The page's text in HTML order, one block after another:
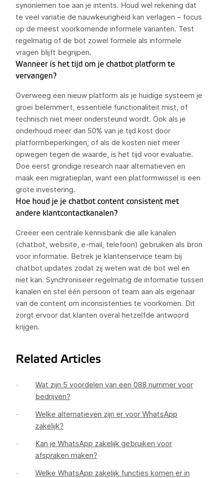
synoniemen toe aan je intents. Houd wel rekening dat
te veel variatie de nauwkeurigheid kan verlagen – focus
op de meest voorkomende informele varianten. Test
regelmatig of de bot zowel formele als informele
vragen blijft begrijpen.
Wanneer is het tijd om je chatbot platform te
vervangen?
Overweeg een nieuw platform als je huidige systeem je
groei belemmert, essentiële functionaliteit mist, of
technisch niet meer ondersteund wordt. Ook als je
onderhoud meer dan 50% van je tijd kost door
platformbeperkingen, of als de kosten niet meer
opwegen tegen de waarde, is het tijd voor evaluatie.
Doe eerst grondige research naar alternatieven en
maak een migratieplan, want een platformwissel is een
grote investering.
Hoe houd je je chatbot content consistent met
andere klantcontactkanalen?
Creëer een centrale kennisbank die alle kanalen
(chatbot, website, e-mail, telefoon) gebruiken als bron
voor informatie. Betrek je klantenservice team bij
chatbot updates zodat zij weten wat de bot wel en
niet kan. Synchroniseer regelmatig de informatie tussen
kanalen en stel één persoon of team aan als eigenaar
van de content om inconsistenties te voorkomen. Dit
zorgt ervoor dat klanten overal hetzelfde antwoord
krijgen.
Related Articles
Wat zijn 5 voordelen van een 088 nummer voor
bedrijven?
Welke alternatieven zijn er voor WhatsApp
zakelijk?
Kan je WhatsApp zakelijk gebruiken voor
afspraken maken?
Welke WhatsApp zakelijk functies komen er in